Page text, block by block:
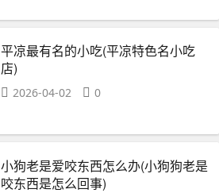
平凉最有名的小吃(平凉特色名小吃
店)
2026-04-02 0
小狗老是爱咬东西怎么办(小狗狗老是
咬东西是怎么回事)